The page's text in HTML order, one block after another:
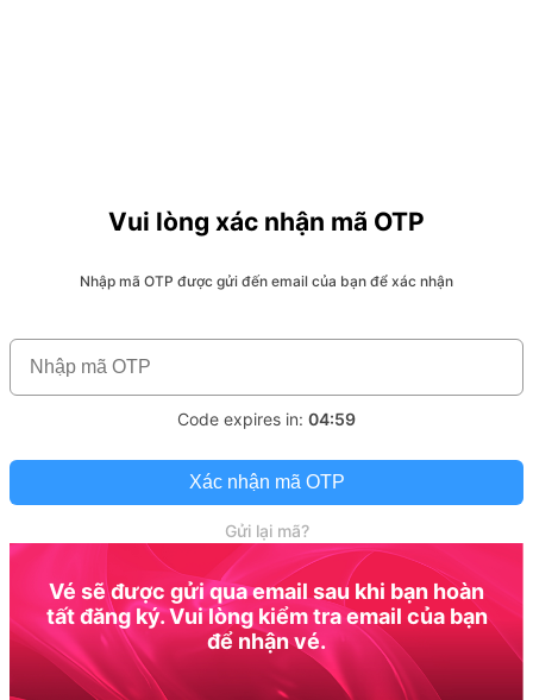
Vui lòng xác nhận mã OTP
Nhập mã OTP được gửi đến email của bạn để xác nhận
Code expires in: 04:59
Xác nhận mã OTP
Gửi lại mã?
Vé sẽ được gửi qua email sau khi bạn hoàn
tất đăng ký. Vui lòng kiểm tra email của bạn
để nhận vé.